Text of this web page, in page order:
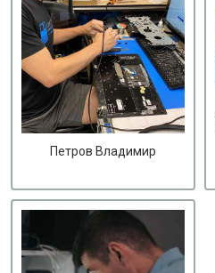
Петров Владимир